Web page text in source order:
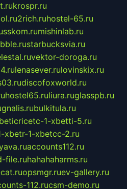
krospr.ru
2rich.ruhostel-65.ru
mishinlab.ru
starbucksvia.ru
vektor-doroga.ru
lenasever.rulovinskix.ru
discofoxworld.ru
hostel65.ruliura.ruglasspb.ru
gnalis.rubulkitula.ru
1-xbetti-5.ru
xbetr-1-xbetcc-2.ru
accounts112.ru
file.ruhahahaharms.ru
opsmgr.ruev-gallery.ru
112.rucsm-demo.ru